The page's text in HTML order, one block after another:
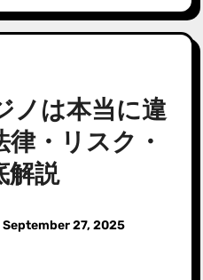
ノは本当に違
・リスク・
解説
September 27, 2025